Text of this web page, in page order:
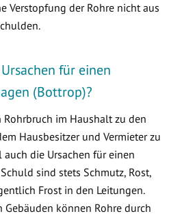
Verstopfung der Rohre nicht aus
für einen
(Bottrop)?
im Haushalt zu den
Hausbesitzer und Vermieter zu
die Ursachen für einen
sind stets Schmutz, Rost,
Frost in den Leitungen.
können Rohre durch